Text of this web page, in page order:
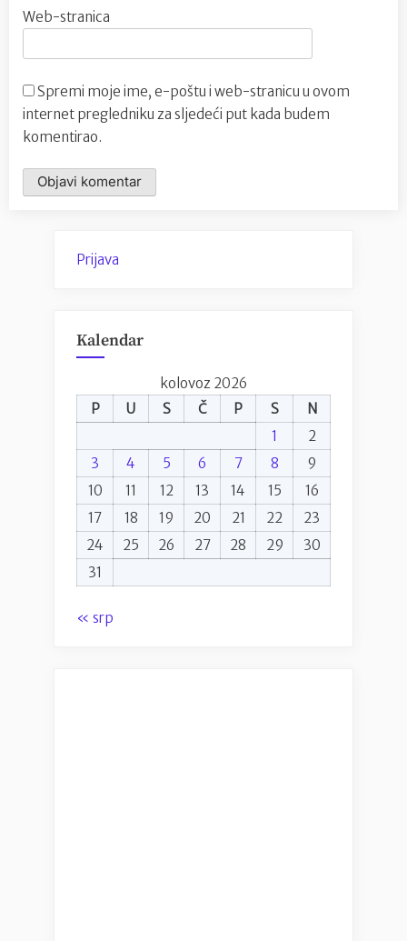
Web-stranica
Spremi moje ime, e-poštu i web-stranicu u ovom
internet pregledniku za sljedeći put kada budem
komentirao.
Prijava
Kalendar
kolovoz 2026
P
U S Č P S
N
1
2
3
4 5 6 7 8
9
10
11 12 13 14 15
16
17
18 19 20 21 22
23
24
25 26 27 28 29
30
31
« srp